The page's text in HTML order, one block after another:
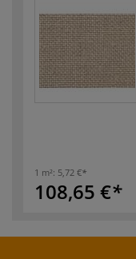
1 m²: 5,72 €
108,65 €